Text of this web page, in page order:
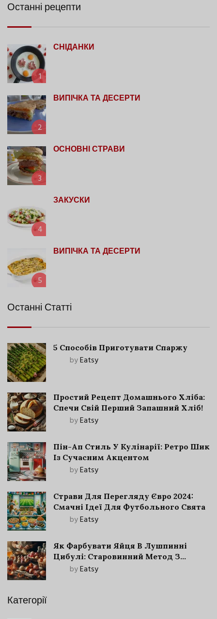
Останні рецепти
1
СНІДАНКИ
2
ВИПІЧКА ТА ДЕСЕРТИ
3
ОСНОВНІ СТРАВИ
4
ЗАКУСКИ
5
ВИПІЧКА ТА ДЕСЕРТИ
Останні Статті
5 Способів Приготувати Спаржу
byEatsy
Простий Рецепт Домашнього Хліба:
Спечи Свій Перший Запашний Хліб!
byEatsy
Пін-Ап Стиль У Кулінарії: Ретро Шик
Із Сучасним Акцентом
byEatsy
Страви Для Перегляду Євро 2024:
Смачні Ідеї Для Футбольного Свята
byEatsy
Як Фарбувати Яйця В Лушпинні
Цибулі: Старовинний Метод З
Сучасними Нюансами
byEatsy
Категорії